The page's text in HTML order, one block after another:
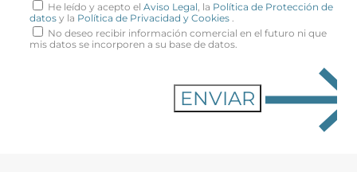
He leído y acepto el Aviso Legal, la Política de Protección de
datos y la Política de Privacidad y Cookies .
No deseo recibir información comercial en el futuro ni que
mis datos se incorporen a su base de datos.